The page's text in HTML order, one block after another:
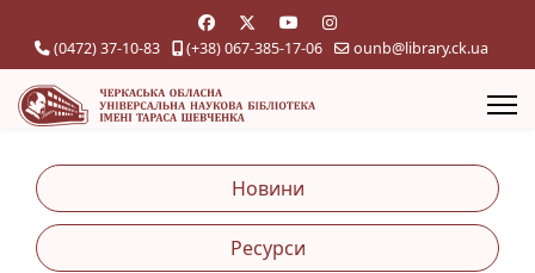
(0472) 37-10-83 (+38) 067-385-17-06 ounb@library.ck.ua
Новини
Ресурси